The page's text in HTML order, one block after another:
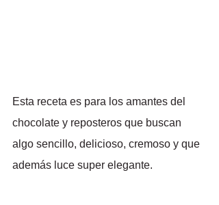
Esta receta es para los amantes del
chocolate y reposteros que buscan
algo sencillo, delicioso, cremoso y que
además luce super elegante.